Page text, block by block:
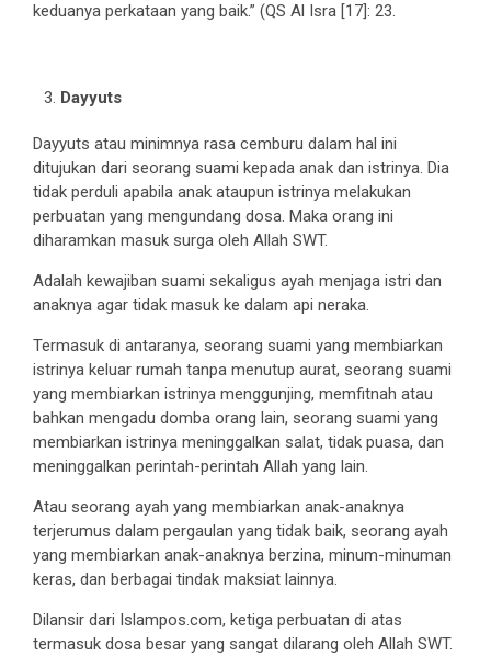
keduanya perkataan yang baik.” (QS Al Isra [17]: 23.
Dayyuts
Dayyuts atau minimnya rasa cemburu dalam hal ini
ditujukan dari seorang suami kepada anak dan istrinya. Dia
tidak perduli apabila anak ataupun istrinya melakukan
perbuatan yang mengundang dosa. Maka orang ini
diharamkan masuk surga oleh Allah SWT.
Adalah kewajiban suami sekaligus ayah menjaga istri dan
anaknya agar tidak masuk ke dalam api neraka.
Termasuk di antaranya, seorang suami yang membiarkan
istrinya keluar rumah tanpa menutup aurat, seorang suami
yang membiarkan istrinya menggunjing, memfitnah atau
bahkan mengadu domba orang lain, seorang suami yang
membiarkan istrinya meninggalkan salat, tidak puasa, dan
meninggalkan perintah-perintah Allah yang lain.
Atau seorang ayah yang membiarkan anak-anaknya
terjerumus dalam pergaulan yang tidak baik, seorang ayah
yang membiarkan anak-anaknya berzina, minum-minuman
keras, dan berbagai tindak maksiat lainnya.
Dilansir dari Islampos.com, ketiga perbuatan di atas
termasuk dosa besar yang sangat dilarang oleh Allah SWT.